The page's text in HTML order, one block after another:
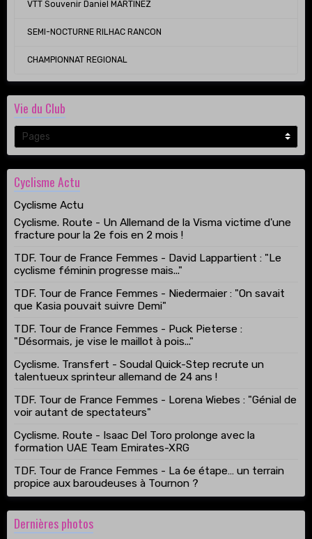
VTT Souvenir Daniel MARTINEZ
SEMI-NOCTURNE RILHAC RANCON
CHAMPIONNAT REGIONAL
Vie du Club
Cyclisme Actu
Cyclisme Actu
Cyclisme. Route - Un Allemand de la Visma victime d'une
fracture pour la 2e fois en 2 mois !
TDF. Tour de France Femmes - David Lappartient : "Le
cyclisme féminin progresse mais..."
TDF. Tour de France Femmes - Niedermaier : "On savait
que Kasia pouvait suivre Demi"
TDF. Tour de France Femmes - Puck Pieterse :
"Désormais, je vise le maillot à pois..."
Cyclisme. Transfert - Soudal Quick-Step recrute un
talentueux sprinteur allemand de 24 ans !
TDF. Tour de France Femmes - Lorena Wiebes : "Génial de
voir autant de spectateurs"
Cyclisme. Route - Isaac Del Toro prolonge avec la
formation UAE Team Emirates-XRG
TDF. Tour de France Femmes - La 6e étape… un terrain
propice aux baroudeuses à Tournon ?
Dernières photos